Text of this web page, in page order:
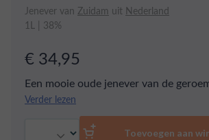
Jenever van Zuidam uit Nederland
1L | 38%
€ 34,95
Een mooie oude jenever van de
Nederlandse Zuidam distillleerderij.
wordt 4x gedistilleerd alvorens hij 5
kleine houten vaten wordt gerijpt.
Verder lezen
Toevoegen aan